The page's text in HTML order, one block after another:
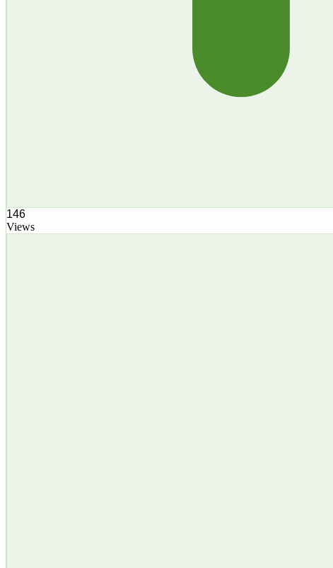
146
Views